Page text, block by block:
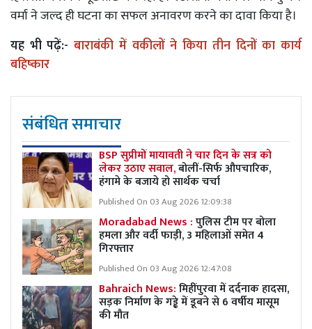
वर्मा ने जल्द ही घटना का सफल अनावरण करने का दावा किया है।
यह भी पढ़ें:- बाराबंकी में वकीलों ने किया तीन दिनों का कार्य
बहिष्कार
संबंधित समाचार
BSP सुप्रीमों मायावती ने चार दिन के सत्र को
लेकर उठाए सवाल,बोलीं-सिर्फ औपचारिक,
हंगामे के बजाये हो सार्थक चर्चा
Published On 03 Aug 2026 12:09:38
Moradabad News :पुलिस टीम पर बोला
हमला और वर्दी फाड़ी, 3 महिलाओं समेत 4
गिरफ्तार
Published On 03 Aug 2026 12:47:08
Bahraich News:मिहींपुरवा में दर्दनाक हादसा,
सड़क निर्माण के गड्ढे में डूबने से 6 वर्षीय मासूम
की मौत